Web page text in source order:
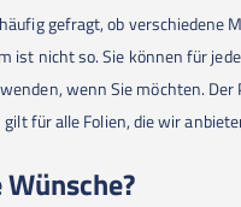
gefragt, ob verschiedene
ist nicht so. Sie können für
wenn Sie möchten. Der
für alle Folien, die wir